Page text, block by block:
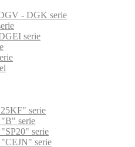
- DGK serie
serie
serie
"B" serie
serie
serie